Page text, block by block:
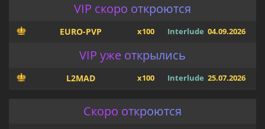
VIP скоро откроются
EURO-PVP x100 Interlude 04.09.2026
VIP уже открылись
L2MAD x100 Interlude 25.07.2026
Скоро откроются